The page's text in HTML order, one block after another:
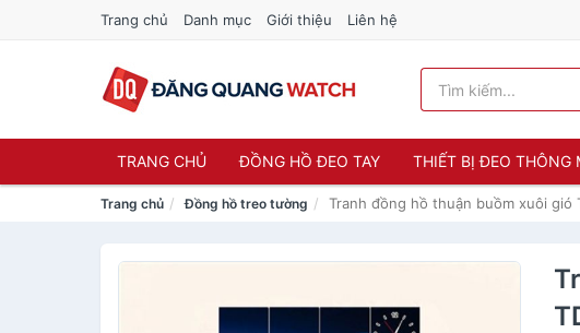
Trang chủ Danh mục Giới thiệu Liên hệ
TRANG CHỦ ĐỒNG HỒ ĐEO TAY THIẾT BỊ ĐEO THÔNG
Trang chủ Đồng hồ treo tường Tranh đồng hồ thuận buồm xuôi gió